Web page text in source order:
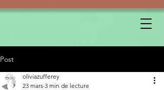
Post
oliviazufferey
23 mars 3 min de lecture